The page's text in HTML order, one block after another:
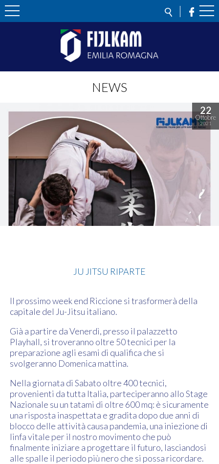
NEWS
22
Ottobre
2021
JU JITSU RIPARTE
Il prossimo week end Riccione si trasformerà della
capitale del Ju-Jitsu italiano.
Già a partire da Venerdì, presso il palazzetto
Playhall, si troveranno oltre 50 tecnici per la
preparazione agli esami di qualifica che si
svolgeranno Domenica mattina.
Nella giornata di Sabato oltre 400 tecnici,
provenienti da tutta Italia, parteciperanno allo Stage
Nazionale su un tatami di oltre 600 mq: è sicuramente
una risposta inaspettata e gradita dopo due anni di
blocco delle attività causa pandemia, una iniezione di
linfa vitale per il nostro movimento che può
finalmente iniziare a progettare il futuro, lasciandosi
alle spalle il periodo più nero che si possa ricordare.